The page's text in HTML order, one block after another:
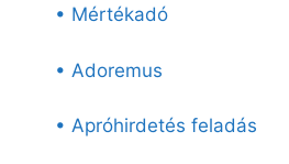
• Mértékadó
• Adoremus
• Apróhirdetés feladás